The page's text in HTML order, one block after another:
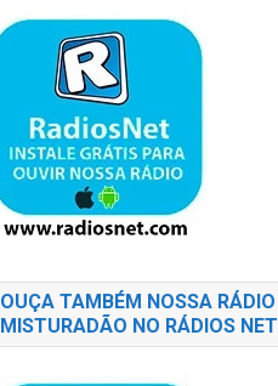
OUÇA TAMBÉM NOSSA RÁDIO
MISTURADÃO NO RÁDIOS NET